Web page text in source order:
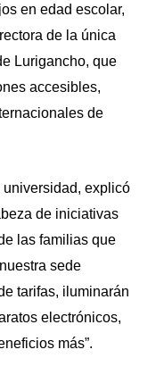
en edad escolar,
de la única
Lurigancho, que
accesibles,
de
universidad, explicó
de iniciativas
las familias que
sede
tarifas, iluminarán
electrónicos,
más”.